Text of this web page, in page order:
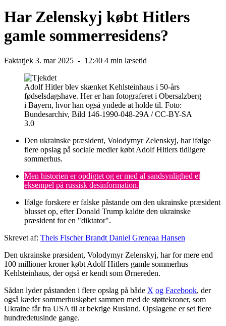
Har Zelenskyj købt Hitlers
gamle sommerresidens?
Faktatjek 3. mar 2025 - 12:40 4 min læsetid
Adolf Hitler blev skænket Kehlsteinhaus i 50-års
fødselsdagshave. Her er han fotograferet i Obersalzberg
i Bayern, hvor han også yndede at holde til. Foto:
Bundesarchiv, Bild 146-1990-048-29A / CC-BY-SA
3.0
Den ukrainske præsident, Volodymyr Zelenskyj, har ifølge
flere opslag på sociale medier købt Adolf Hitlers tidligere
sommerhus.
Men historien er opdigtet og er med al sandsynlighed et
eksempel på russisk desinformation.
Ifølge forskere er falske påstande om den ukrainske præsident
blusset op, efter Donald Trump kaldte den ukrainske
præsident for en "diktator".
Skrevet af: Theis Fischer Brandt Daniel Greneaa Hansen
Den ukrainske præsident, Volodymyr Zelenskyj, har for mere end
100 millioner kroner købt Adolf Hitlers gamle sommerhus
Kehlsteinhaus, der også er kendt som Ørnereden.
Sådan lyder påstanden i flere opslag på både X og Facebook, der
også kæder sommerhuskøbet sammen med de støttekroner, som
Ukraine får fra USA til at bekrige Rusland. Opslagene er set flere
hundredetusinde gange.